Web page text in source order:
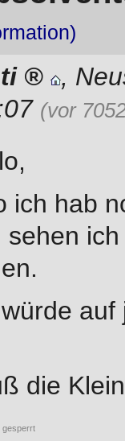
,
(vor
ich hab
sehen
die
gesperrt